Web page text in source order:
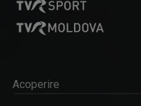
O emisiune despre oameni,
Acoperire